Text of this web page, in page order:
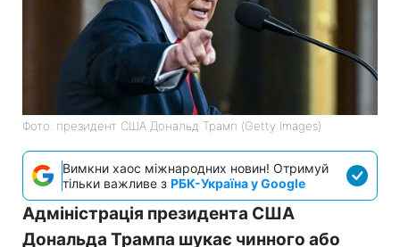
Фото: президент США Дональд Трамп (Getty Images)
Вимкни хаос міжнародних новин! Отримуй
тільки важливе з РБК-Україна у Google
Адміністрація президента США
Дональда Трампа шукає чинного або